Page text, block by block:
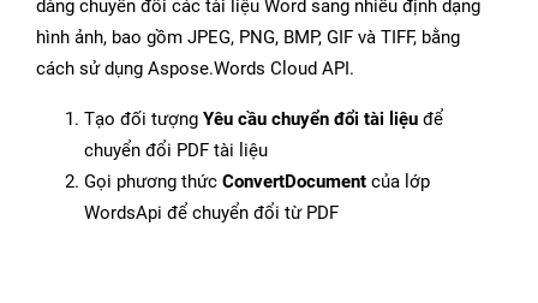
dàng chuyển đổi các tài liệu Word sang nhiều định dạng
hình ảnh, bao gồm JPEG, PNG, BMP, GIF và TIFF, bằng
cách sử dụng Aspose.Words Cloud API.
Tạo đối tượng Yêu cầu chuyển đổi tài liệu để
chuyển đổi PDF tài liệu
Gọi phương thức ConvertDocument của lớp
WordsApi để chuyển đổi từ PDF